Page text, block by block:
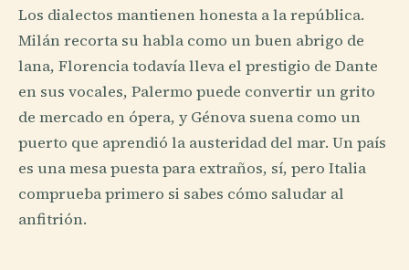
Los dialectos mantienen honesta a la república.
Milán recorta su habla como un buen abrigo de
lana, Florencia todavía lleva el prestigio de Dante
en sus vocales, Palermo puede convertir un grito
de mercado en ópera, y Génova suena como un
puerto que aprendió la austeridad del mar. Un país
es una mesa puesta para extraños, sí, pero Italia
comprueba primero si sabes cómo saludar al
anfitrión.